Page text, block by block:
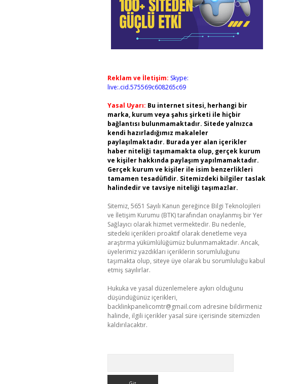
Reklam ve İletişim: Skype:
live:.cid.575569c608265c69
Yasal Uyarı: Bu internet sitesi, herhangi bir
marka, kurum veya şahıs şirketi ile hiçbir
bağlantısı bulunmamaktadır. Sitede yalnızca
kendi hazırladığımız makaleler
paylaşılmaktadır. Burada yer alan içerikler
haber niteliği taşımamakta olup, gerçek kurum
ve kişiler hakkında paylaşım yapılmamaktadır.
Gerçek kurum ve kişiler ile isim benzerlikleri
tamamen tesadüfidir. Sitemizdeki bilgiler taslak
halindedir ve tavsiye niteliği taşımazlar.
Sitemiz, 5651 Sayılı Kanun gereğince Bilgi Teknolojileri
ve İletişim Kurumu (BTK) tarafından onaylanmış bir Yer
Sağlayıcı olarak hizmet vermektedir. Bu nedenle,
sitedeki içerikleri proaktif olarak denetleme veya
araştırma yükümlülüğümüz bulunmamaktadır. Ancak,
üyelerimiz yazdıkları içeriklerin sorumluluğunu
taşımakta olup, siteye üye olarak bu sorumluluğu kabul
etmiş sayılırlar.
Hukuka ve yasal düzenlemelere aykırı olduğunu
düşündüğünüz içerikleri,
backlinkpanelicomtr@gmail.com adresine bildirmeniz
halinde, ilgili içerikler yasal süre içerisinde sitemizden
kaldırılacaktır.